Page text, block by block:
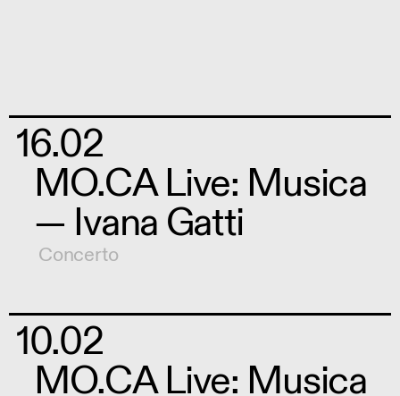
16.02
MO.CA Live: Musica
— Ivana Gatti
Concerto
10.02
MO.CA Live: Musica